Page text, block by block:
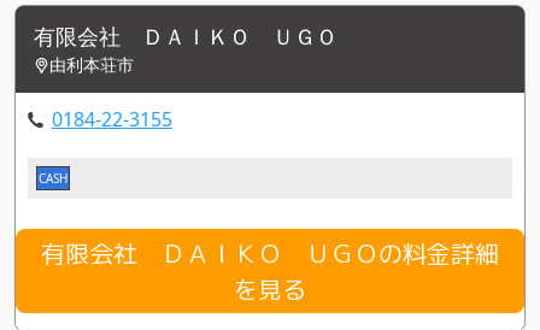
有限会社 ＤＡＩＫＯ ＵＧＯ
由利本荘市
0184-22-3155
CASH
有限会社 ＤＡＩＫＯ ＵＧＯの料金詳細
を見る